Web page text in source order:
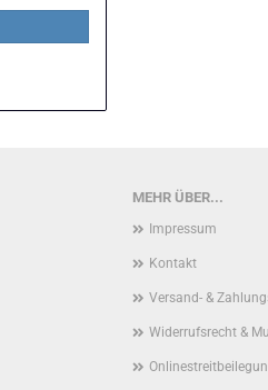
MEHR ÜBER...
Impressum
Kontakt
Versand- &
Widerrufsrecht &